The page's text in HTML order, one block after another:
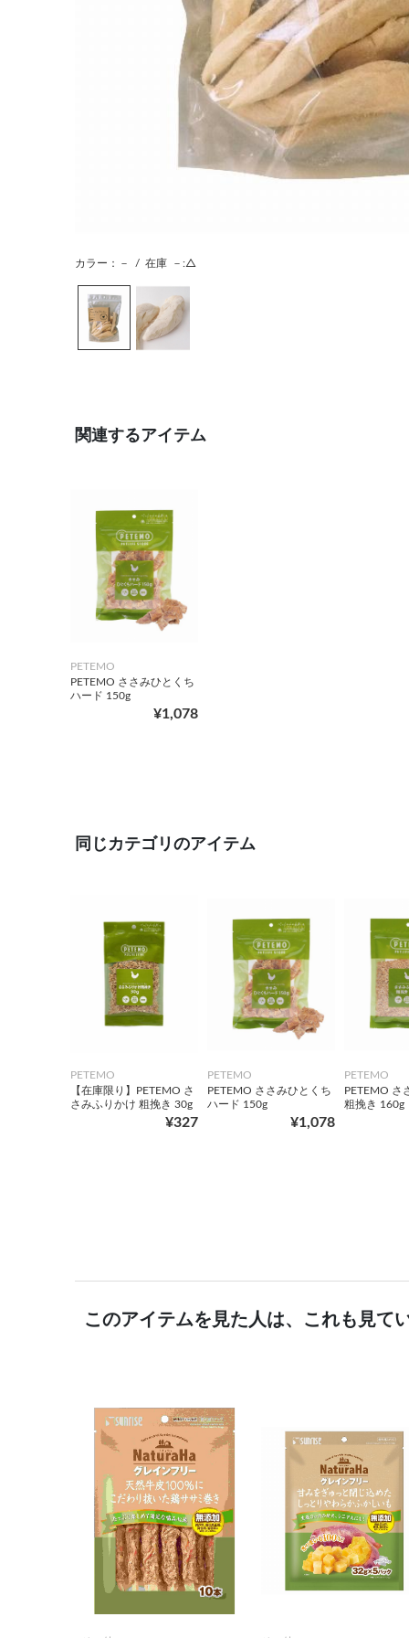
カラー：－ / 在庫 －:△
関連するアイテム
PETEMO
PETEMO ささみひとくち
ハード 150g
¥1,078
同じカテゴリのアイテム
PETEMO
【在庫限り】PETEMO さ
さみふりかけ 粗挽き 30g
¥327
PETEMO
PETEMO ささみひとくち
ハード 150g
¥1,078
PETEMO
PETEMO さ
粗挽き 160g
このアイテムを見た人は、これも見て